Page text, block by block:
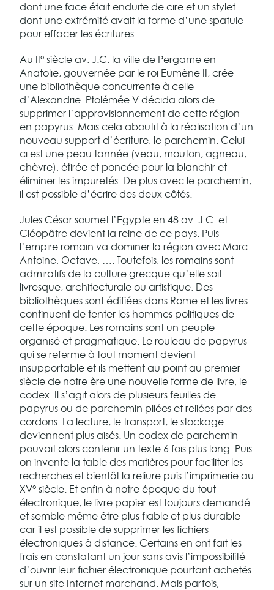
dont une face était enduite de cire et un stylet
dont une extrémité avait la forme d’une spatule
pour effacer les écritures.
Au II° siècle av. J.C. la ville de Pergame en
Anatolie, gouvernée par le roi Eumène II, crée
une bibliothèque concurrente à celle
d’Alexandrie. Ptolémée V décida alors de
supprimer l’approvisionnement de cette région
en papyrus. Mais cela aboutit à la réalisation d’un
nouveau support d’écriture, le parchemin. Celui-
ci est une peau tannée (veau, mouton, agneau,
chèvre), étirée et poncée pour la blanchir et
éliminer les impuretés. De plus avec le parchemin,
il est possible d’écrire des deux côtés.
Jules César soumet l’Egypte en 48 av. J.C. et
Cléopâtre devient la reine de ce pays. Puis
l’empire romain va dominer la région avec Marc
Antoine, Octave, …. Toutefois, les romains sont
admiratifs de la culture grecque qu’elle soit
livresque, architecturale ou artistique. Des
bibliothèques sont édifiées dans Rome et les livres
continuent de tenter les hommes politiques de
cette époque. Les romains sont un peuple
organisé et pragmatique. Le rouleau de papyrus
qui se referme à tout moment devient
insupportable et ils mettent au point au premier
siècle de notre ère une nouvelle forme de livre, le
codex. Il s’agit alors de plusieurs feuilles de
papyrus ou de parchemin pliées et reliées par des
cordons. La lecture, le transport, le stockage
deviennent plus aisés. Un codex de parchemin
pouvait alors contenir un texte 6 fois plus long. Puis
on invente la table des matières pour faciliter les
recherches et bientôt la reliure puis l’imprimerie au
XV° siècle. Et enfin à notre époque du tout
électronique, le livre papier est toujours demandé
et semble même être plus fiable et plus durable
car il est possible de supprimer les fichiers
électroniques à distance. Certains en ont fait les
frais en constatant un jour sans avis l’impossibilité
d’ouvrir leur fichier électronique pourtant achetés
sur un site Internet marchand. Mais parfois,